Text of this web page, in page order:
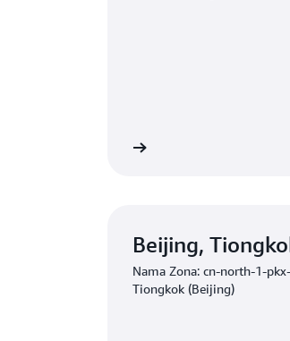
Beijing,
Nama Zona: cn-north-1-
Tiongkok (Beijing)